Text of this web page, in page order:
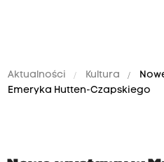
Aktualności Kultura
Emeryka Hutten-Czapskiego